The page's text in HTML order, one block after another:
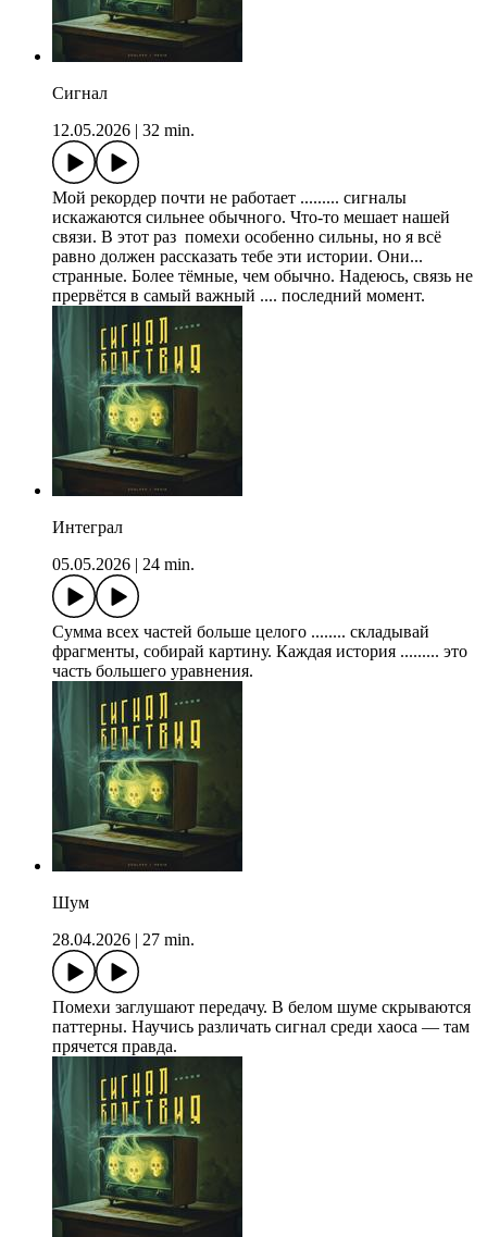
Сигнал
12.05.2026
32 min.
Мой рекордер почти не работает ......... сигналы
искажаются сильнее обычного. Что-то мешает нашей
связи. В этот раз помехи особенно сильны, но я всё
равно должен рассказать тебе эти истории. Они...
странные. Более тёмные, чем обычно. Надеюсь, связь не
прервётся в самый важный .... последний момент.
Интеграл
05.05.2026
24 min.
Сумма всех частей больше целого ........ складывай
фрагменты, собирай картину. Каждая история ......... это
часть большего уравнения.
Шум
28.04.2026
27 min.
Помехи заглушают передачу. В белом шуме скрываются
паттерны. Научись различать сигнал среди хаоса — там
прячется правда.